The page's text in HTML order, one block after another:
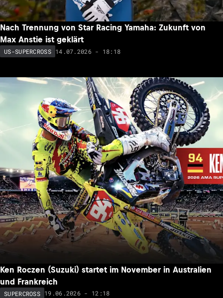
Nach Trennung von Star Racing Yamaha: Zukunft von
Max Anstie ist geklärt
US-SUPERCROSS 14.07.2026 - 18:18
Ken Roczen (Suzuki) startet im November in Australien
und Frankreich
SUPERCROSS 19.06.2026 - 12:18